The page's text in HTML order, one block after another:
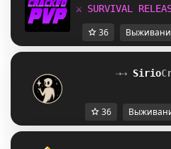
⚔ SURVIVAL
36
⇢⇢ Sirio
36